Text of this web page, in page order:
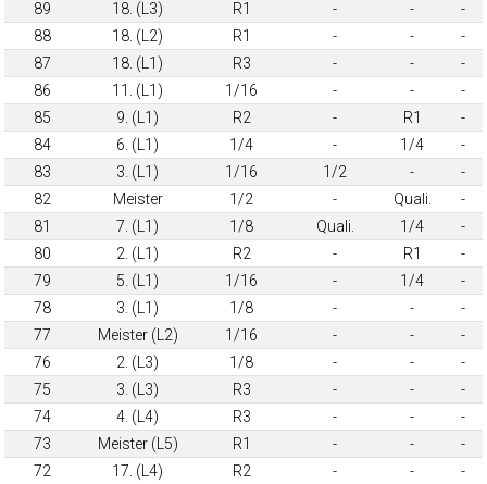
89 18. (L3) R1 - -
-
88
18. (L2) R1 - -
-
87
18. (L1) R3 - -
-
86
11. (L1) 1/16 - -
-
85
9. (L1) R2 - R1
-
84
6. (L1) 1/4 - 1/4
-
83
3. (L1) 1/16 1/2 -
-
82
Meister 1/2 - Quali.
-
81
7. (L1) 1/8 Quali. 1/4
-
80
2. (L1) R2 - R1
-
79
5. (L1) 1/16 - 1/4
-
78
3. (L1) 1/8 - -
-
77
Meister (L2) 1/16 - -
-
76
2. (L3) 1/8 - -
-
75
3. (L3) R3 - -
-
74
4. (L4) R3 - -
-
73
Meister (L5) R1 - -
-
72
17. (L4) R2 - -
-